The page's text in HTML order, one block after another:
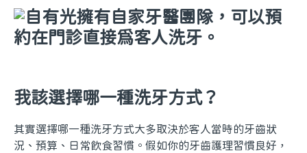
我該選擇哪一種洗牙方式？
其實選擇哪一種洗牙方式大多取決於客人當時的牙齒狀
況、預算、日常飲食習慣。假如你的牙齒護理習慣良好，